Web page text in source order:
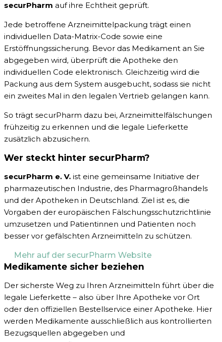
securPharm auf ihre Echtheit geprüft.
Jede betroffene Arzneimittelpackung trägt einen
individuellen Data-Matrix-Code sowie eine
Erstöffnungssicherung. Bevor das Medikament an Sie
abgegeben wird, überprüft die Apotheke den
individuellen Code elektronisch. Gleichzeitig wird die
Packung aus dem System ausgebucht, sodass sie nicht
ein zweites Mal in den legalen Vertrieb gelangen kann.
So trägt securPharm dazu bei, Arzneimittelfälschungen
frühzeitig zu erkennen und die legale Lieferkette
zusätzlich abzusichern.
Wer steckt hinter securPharm?
securPharm e. V. ist eine gemeinsame Initiative der
pharmazeutischen Industrie, des Pharmagroßhandels
und der Apotheken in Deutschland. Ziel ist es, die
Vorgaben der europäischen Fälschungsschutzrichtlinie
umzusetzen und Patientinnen und Patienten noch
besser vor gefälschten Arzneimitteln zu schützen.
Mehr auf der securPharm Website
Medikamente sicher beziehen
Der sicherste Weg zu Ihren Arzneimitteln führt über die
legale Lieferkette – also über Ihre Apotheke vor Ort
oder den offiziellen Bestellservice einer Apotheke. Hier
werden Medikamente ausschließlich aus kontrollierten
Bezugsquellen abgegeben und